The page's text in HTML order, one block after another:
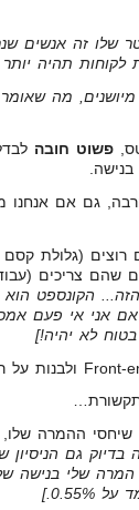
שלו זה אנשים
תהיה
חלק כבר מיושנים, מה
פשוט חובה
(גלולת קסם
שהם צריכים
הקונספט הוא
אני אי פעם
לא יהיה!]
שיחסי ההמרה
בדיוק גם
שלי בנישה של